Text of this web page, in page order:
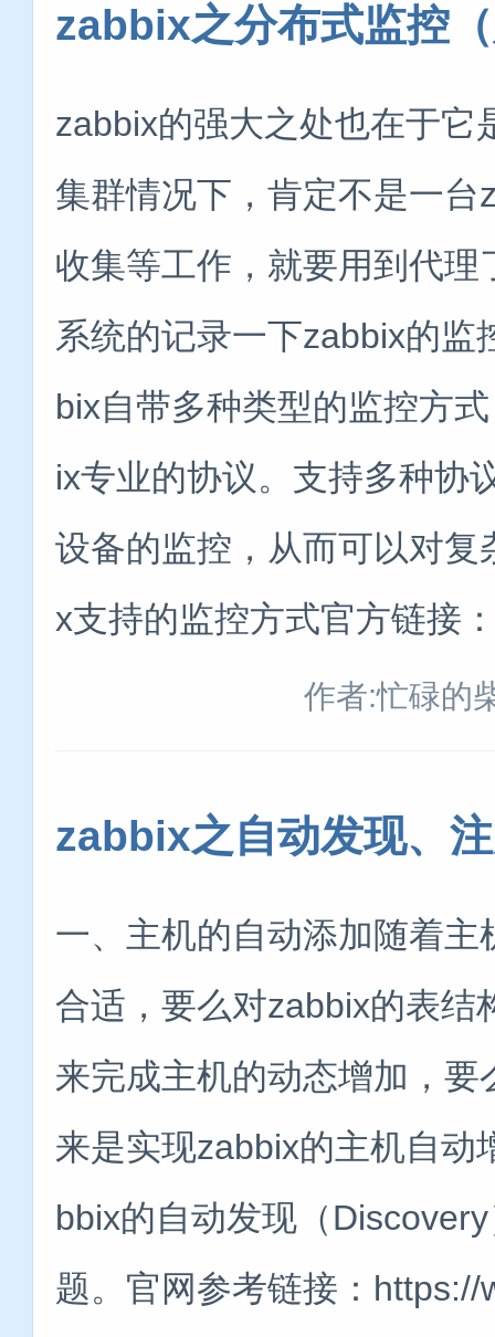
zabbix之分布式监控
zabbix的强大之处也在于它
集群情况下，肯定不是一
收集等工作，就要用到代
系统的记录一下zabbix的
bix自带多种类型的监控方
ix专业的协议。支持多种协
设备的监控，从而可以对
x支持的监控方式官方链接
作者:忙碌的
zabbix之自动发现、
一、主机的自动添加随着
合适，要么对zabbix的表结
来完成主机的动态增加，
来是实现zabbix的主机自动
bbix的自动发现（
题。官网参考链接：